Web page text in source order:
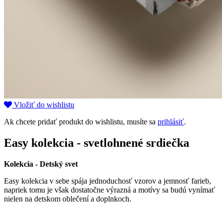
Vložiť do wishlistu
Ak chcete pridať produkt do wishlistu, musíte sa prihlásiť.
Easy kolekcia - svetlohnené srdiečka
Kolekcia - Detský svet
Easy kolekcia v sebe spája jednoduchosť vzorov a jemnosť farieb,
napriek tomu je však dostatočne výrazná a motívy sa budú vynímať
nielen na detskom oblečení a doplnkoch.